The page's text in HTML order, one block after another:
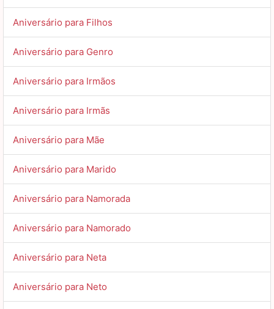
Aniversário para Filhos
Aniversário para Genro
Aniversário para Irmãos
Aniversário para Irmãs
Aniversário para Mãe
Aniversário para Marido
Aniversário para Namorada
Aniversário para Namorado
Aniversário para Neta
Aniversário para Neto